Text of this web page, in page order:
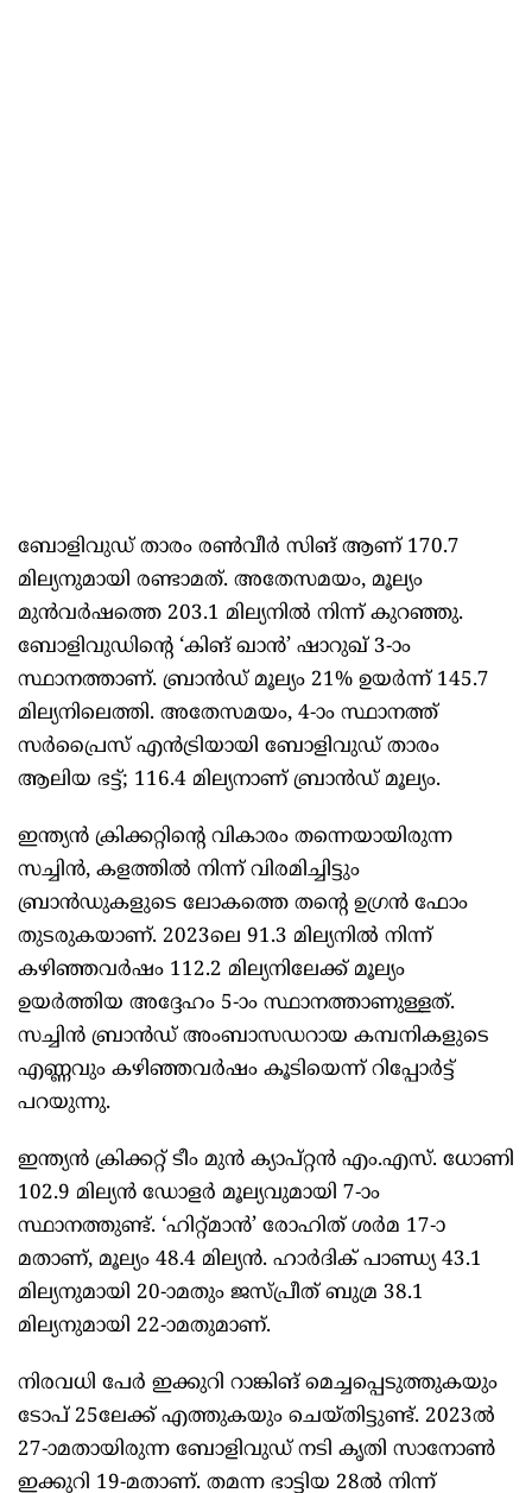
ബോളിവുഡ് താരം രൺവീർ സിങ് ആണ് 170.7
മില്യനുമായി രണ്ടാമത്. അതേസമയം, മൂല്യം
മുൻവർഷത്തെ 203.1 മില്യനിൽ നിന്ന് കുറഞ്ഞു.
ബോളിവുഡിന്റെ ‘കിങ് ഖാൻ’ ഷാറുഖ് 3-ാം
സ്ഥാനത്താണ്. ബ്രാൻഡ് മൂല്യം 21% ഉയർന്ന് 145.7
മില്യനിലെത്തി. അതേസമയം, 4-ാം സ്ഥാനത്ത്
സർപ്രൈസ് എൻട്രിയായി ബോളിവുഡ് താരം
ആലിയ ഭട്ട്; 116.4 മില്യനാണ് ബ്രാൻഡ് മൂല്യം.
ഇന്ത്യൻ‌ ക്രിക്കറ്റിന്റെ വികാരം തന്നെയായിരുന്ന
സച്ചിൻ, കളത്തിൽ നിന്ന് വിരമിച്ചിട്ടും
ബ്രാൻഡുകളുടെ ലോകത്തെ തന്റെ ഉഗ്രൻ ഫോം
തുടരുകയാണ്. 2023ലെ 91.3 മില്യനിൽ നിന്ന്
കഴിഞ്ഞവർഷം 112.2 മില്യനിലേക്ക് മൂല്യം
ഉയർത്തിയ അദ്ദേഹം 5-ാം സ്ഥാനത്താണുള്ളത്.
സച്ചിൻ ബ്രാൻഡ് അംബാസഡറായ കമ്പനികളുടെ
എണ്ണവും കഴിഞ്ഞവർഷം കൂടിയെന്ന് റിപ്പോർട്ട്
പറയുന്നു.
ഇന്ത്യൻ ക്രിക്കറ്റ് ടീം മുൻ ക്യാപ്റ്റൻ എം.എസ്. ധോണി
102.9 മില്യൻ ഡോളർ മൂല്യവുമായി 7-ാം
സ്ഥാനത്തുണ്ട്. ‘ഹിറ്റ്മാൻ’ രോഹിത് ശർമ 17-ാ
മതാണ്, മൂല്യം 48.4 മില്യൻ. ഹാർദിക് പാണ്ഡ്യ 43.1
മില്യനുമായി 20-ാമതും ജസ്പ്രീത് ബുമ്ര 38.1
മില്യനുമായി 22-ാമതുമാണ്.
നിരവധി പേർ ഇക്കുറി റാങ്കിങ് മെച്ചപ്പെടുത്തുകയും
ടോപ് 25ലേക്ക് എത്തുകയും ചെയ്തിട്ടുണ്ട്. 2023ൽ
27-ാമതായിരുന്ന ബോളിവുഡ് നടി കൃതി സാനോൺ
ഇക്കുറി 19-മതാണ്. തമന്ന ഭാട്ടിയ 28ൽ നിന്ന്